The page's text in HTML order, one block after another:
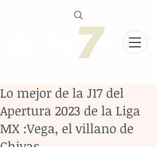
Lo mejor de la J17 del
Apertura 2023 de la Liga
MX :Vega, el villano de